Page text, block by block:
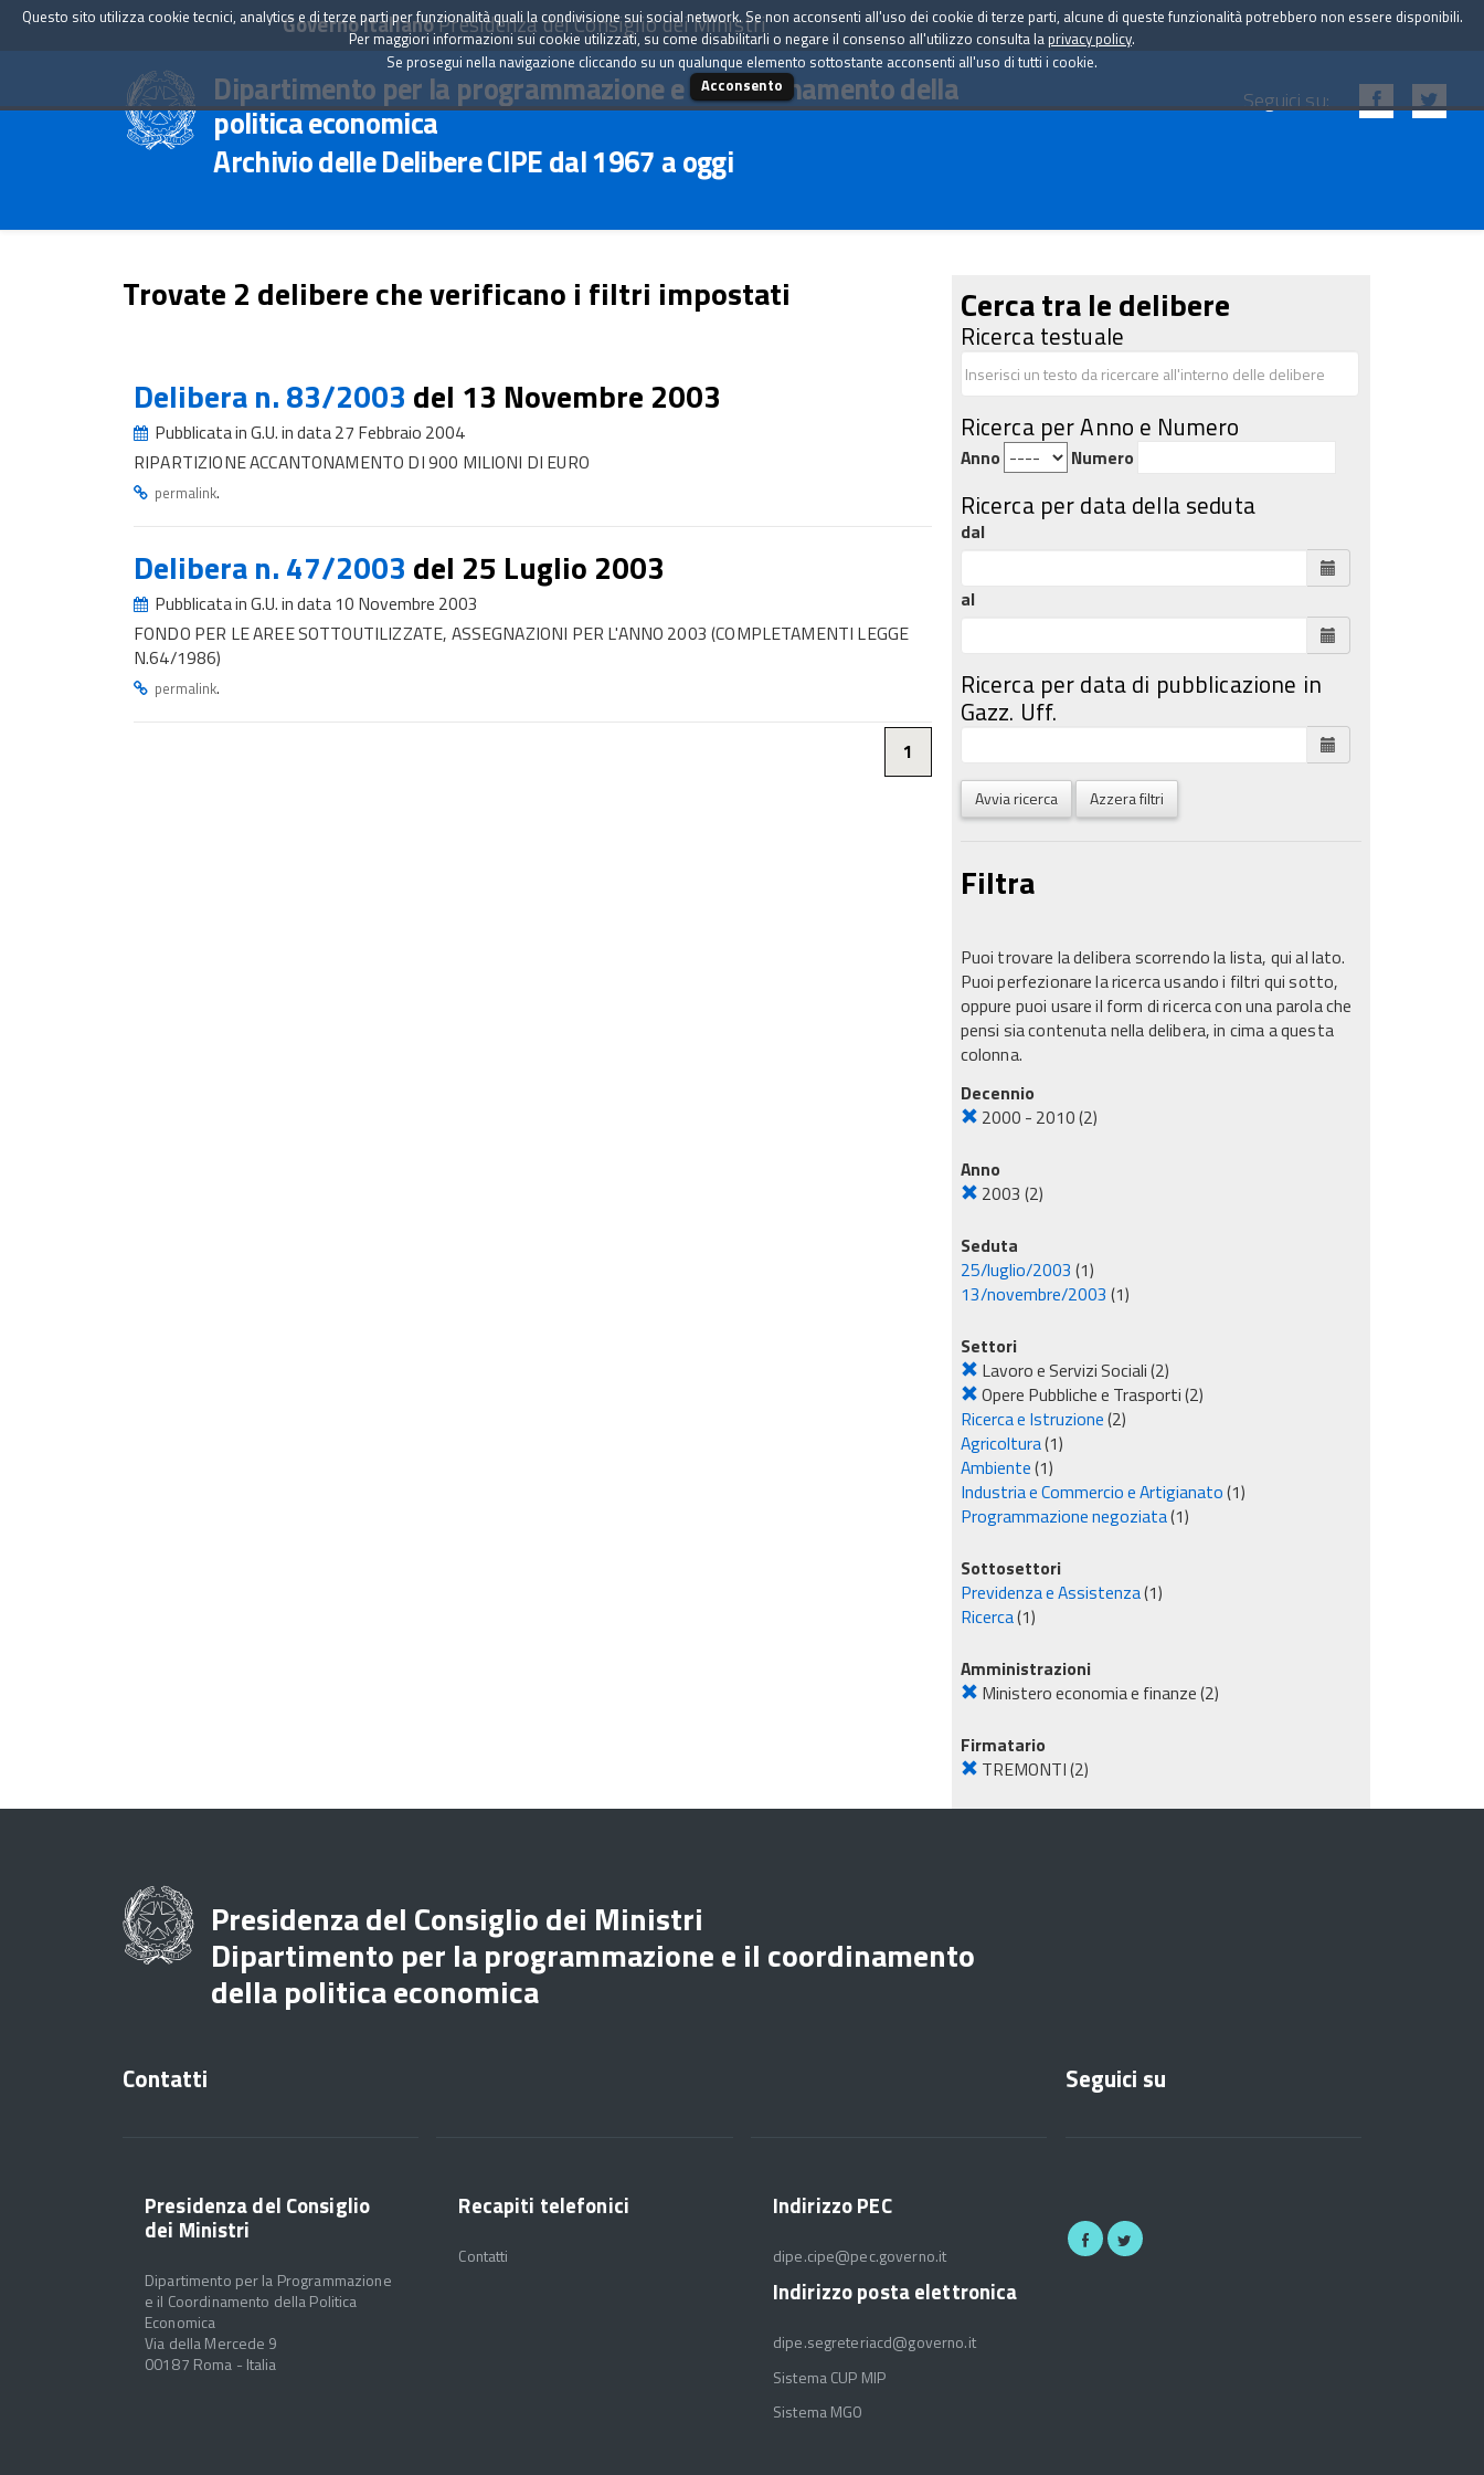
Governo ItalianoPresidenza del Consiglio dei Ministri
Dipartimento per la programmazione e il coordinamento della
politica economica
Archivio delle Delibere CIPE dal 1967 a oggi
Seguici su:
Trovate 2 delibere che verificano i filtri impostati
Delibera n. 83/2003 del 13 Novembre 2003
Pubblicata in G.U. in data 27 Febbraio 2004
RIPARTIZIONE ACCANTONAMENTO DI 900 MILIONI DI EURO
permalink.
Delibera n. 47/2003 del 25 Luglio 2003
Pubblicata in G.U. in data 10 Novembre 2003
FONDO PER LE AREE SOTTOUTILIZZATE, ASSEGNAZIONI PER L'ANNO 2003 (COMPLETAMENTI LEGGE
N.64/1986)
permalink.
1
Cerca tra le delibere
Ricerca testuale
Ricerca per Anno e Numero
Anno Numero
Ricerca per data della seduta
dal
al
Ricerca per data di pubblicazione in
Gazz. Uff.
Avvia ricerca Azzera filtri
Filtra
Puoi trovare la delibera scorrendo la lista, qui al lato.
Puoi perfezionare la ricerca usando i filtri qui sotto,
oppure puoi usare il form di ricerca con una parola che
pensi sia contenuta nella delibera, in cima a questa
colonna.
Decennio
2000 - 2010(2)
Anno
2003 (2)
Seduta
25/luglio/2003 (1)
13/novembre/2003 (1)
Settori
Lavoro e Servizi Sociali(2)
Opere Pubbliche e Trasporti(2)
Ricerca e Istruzione(2)
Agricoltura(1)
Ambiente(1)
Industria e Commercio e Artigianato(1)
Programmazione negoziata(1)
Sottosettori
Previdenza e Assistenza(1)
Ricerca(1)
Amministrazioni
Ministero economia e finanze(2)
Firmatario
TREMONTI(2)
Questo sito utilizza cookie tecnici, analytics e di terze parti per funzionalità quali la condivisione sui social network. Se non acconsenti all'uso dei cookie di terze parti, alcune di queste funzionalità potrebbero non essere disponibili.
Per maggiori informazioni sui cookie utilizzati, su come disabilitarli o negare il consenso all'utilizzo consulta la privacy policy.
Se prosegui nella navigazione cliccando su un qualunque elemento sottostante acconsenti all'uso di tutti i cookie.
Acconsento
Presidenza del Consiglio dei Ministri
Dipartimento per la programmazione e il coordinamento
della politica economica
Contatti
Presidenza del Consiglio
dei Ministri
Dipartimento per la Programmazione
e il Coordinamento della Politica
Economica
Via della Mercede 9
00187 Roma - Italia
Recapiti telefonici
Contatti
Indirizzo PEC
dipe.cipe@pec.governo.it
Indirizzo posta elettronica
dipe.segreteriacd@governo.it
Sistema CUP MIP
Sistema MGO
Seguici su